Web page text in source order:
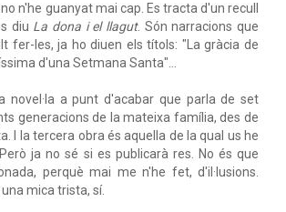
n'he guanyat mai cap. Es tracta d'un recull
diu La dona i el llagut. Són narracions que
fer-les, ja ho diuen els títols: "La gràcia de
d'una Setmana Santa"…
novel·la a punt d'acabar que parla de set
generacions de la mateixa família, des de
I la tercera obra és aquella de la qual us he
ja no sé si es publicarà res. No és que
perquè mai me n'he fet, d'il·lusions.
mica trista, sí.